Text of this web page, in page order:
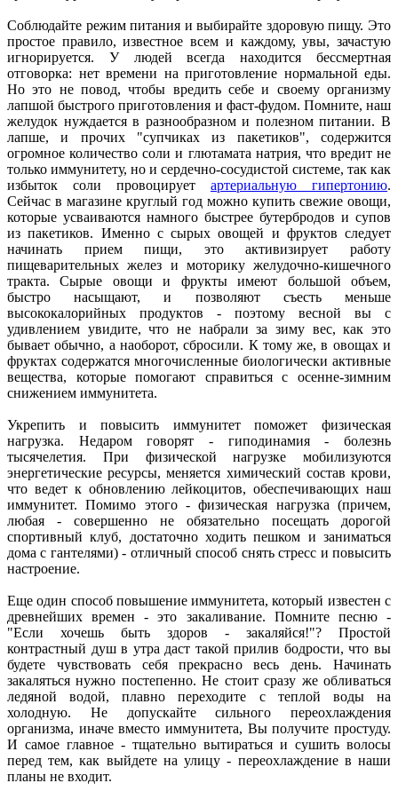
Соблюдайте режим питания и выбирайте здоровую пищу. Это
простое правило, известное всем и каждому, увы, зачастую
игнорируется. У людей всегда находится бессмертная
отговорка: нет времени на приготовление нормальной еды.
Но это не повод, чтобы вредить себе и своему организму
лапшой быстрого приготовления и фаст-фудом. Помните, наш
желудок нуждается в разнообразном и полезном питании. В
лапше, и прочих "супчиках из пакетиков", содержится
огромное количество соли и глютамата натрия, что вредит не
только иммунитету, но и сердечно-сосудистой системе, так как
избыток соли провоцирует артериальную гипертонию.
Сейчас в магазине круглый год можно купить свежие овощи,
которые усваиваются намного быстрее бутербродов и супов
из пакетиков. Именно с сырых овощей и фруктов следует
начинать прием пищи, это активизирует работу
пищеварительных желез и моторику желудочно-кишечного
тракта. Сырые овощи и фрукты имеют большой объем,
быстро насыщают, и позволяют съесть меньше
высококалорийных продуктов - поэтому весной вы с
удивлением увидите, что не набрали за зиму вес, как это
бывает обычно, а наоборот, сбросили. К тому же, в овощах и
фруктах содержатся многочисленные биологически активные
вещества, которые помогают справиться с осенне-зимним
снижением иммунитета.
Укрепить и повысить иммунитет поможет физическая
нагрузка. Недаром говорят - гиподинамия - болезнь
тысячелетия. При физической нагрузке мобилизуются
энергетические ресурсы, меняется химический состав крови,
что ведет к обновлению лейкоцитов, обеспечивающих наш
иммунитет. Помимо этого - физическая нагрузка (причем,
любая - совершенно не обязательно посещать дорогой
спортивный клуб, достаточно ходить пешком и заниматься
дома с гантелями) - отличный способ снять стресс и повысить
настроение.
Еще один способ повышение иммунитета, который известен с
древнейших времен - это закаливание. Помните песню -
"Если хочешь быть здоров - закаляйся!"? Простой
контрастный душ в утра даст такой прилив бодрости, что вы
будете чувствовать себя прекрасно весь день. Начинать
закаляться нужно постепенно. Не стоит сразу же обливаться
ледяной водой, плавно переходите с теплой воды на
холодную. Не допускайте сильного переохлаждения
организма, иначе вместо иммунитета, Вы получите простуду.
И самое главное - тщательно вытираться и сушить волосы
перед тем, как выйдете на улицу - переохлаждение в наши
планы не входит.